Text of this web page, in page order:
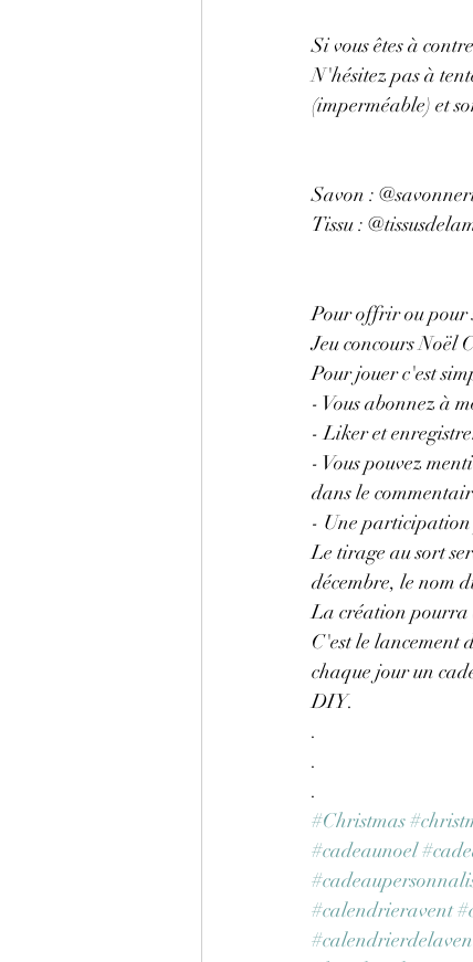
Si vous êtes à
N'hésitez pas à
(imperméable) et
Savon :
Tissu :
Pour offrir ou pour
Jeu concours Noël
Pour jouer c'est
- Vous abonnez à
- Liker et
- Vous pouvez
dans le
- Une
Le tirage au sort
décembre, le nom
La création pourra
C'est le lancement
chaque jour un
DIY.
.
.
.
#Christmas
#cadeaunoel
#calendrieravent